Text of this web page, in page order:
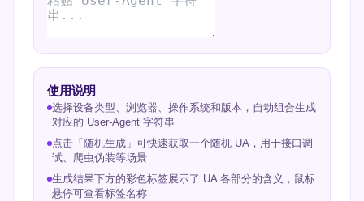
使用说明
选择设备类型、浏览器、操作系统和版本，自动组合生成
对应的 User-Agent 字符串
点击「随机生成」可快速获取一个随机 UA，用于接口调
试、爬虫伪装等场景
生成结果下方的彩色标签展示了 UA 各部分的含义，鼠标
悬停可查看标签名称